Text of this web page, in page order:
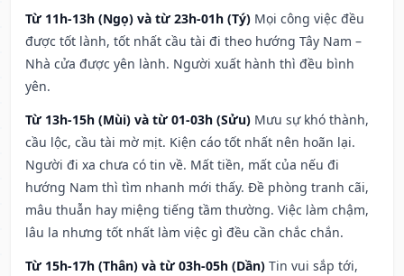
Từ 11h-13h (Ngọ) và từ 23h-01h (Tý) Mọi công việc đều
được tốt lành, tốt nhất cầu tài đi theo hướng Tây Nam –
Nhà cửa được yên lành. Người xuất hành thì đều bình
yên.
Từ 13h-15h (Mùi) và từ 01-03h (Sửu) Mưu sự khó thành,
cầu lộc, cầu tài mờ mịt. Kiện cáo tốt nhất nên hoãn lại.
Người đi xa chưa có tin về. Mất tiền, mất của nếu đi
hướng Nam thì tìm nhanh mới thấy. Đề phòng tranh cãi,
mâu thuẫn hay miệng tiếng tầm thường. Việc làm chậm,
lâu la nhưng tốt nhất làm việc gì đều cần chắc chắn.
Từ 15h-17h (Thân) và từ 03h-05h (Dần) Tin vui sắp tới,